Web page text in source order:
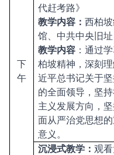
下
午
代赶考路》
教学内容： 西柏
馆
中共中央旧址
教学内容 ：通过
柏坡精神，深刻理
近平总书记关于
的全面领导，坚
主义发展方向，
面从严治党思想
意义。
沉浸式教学： 观